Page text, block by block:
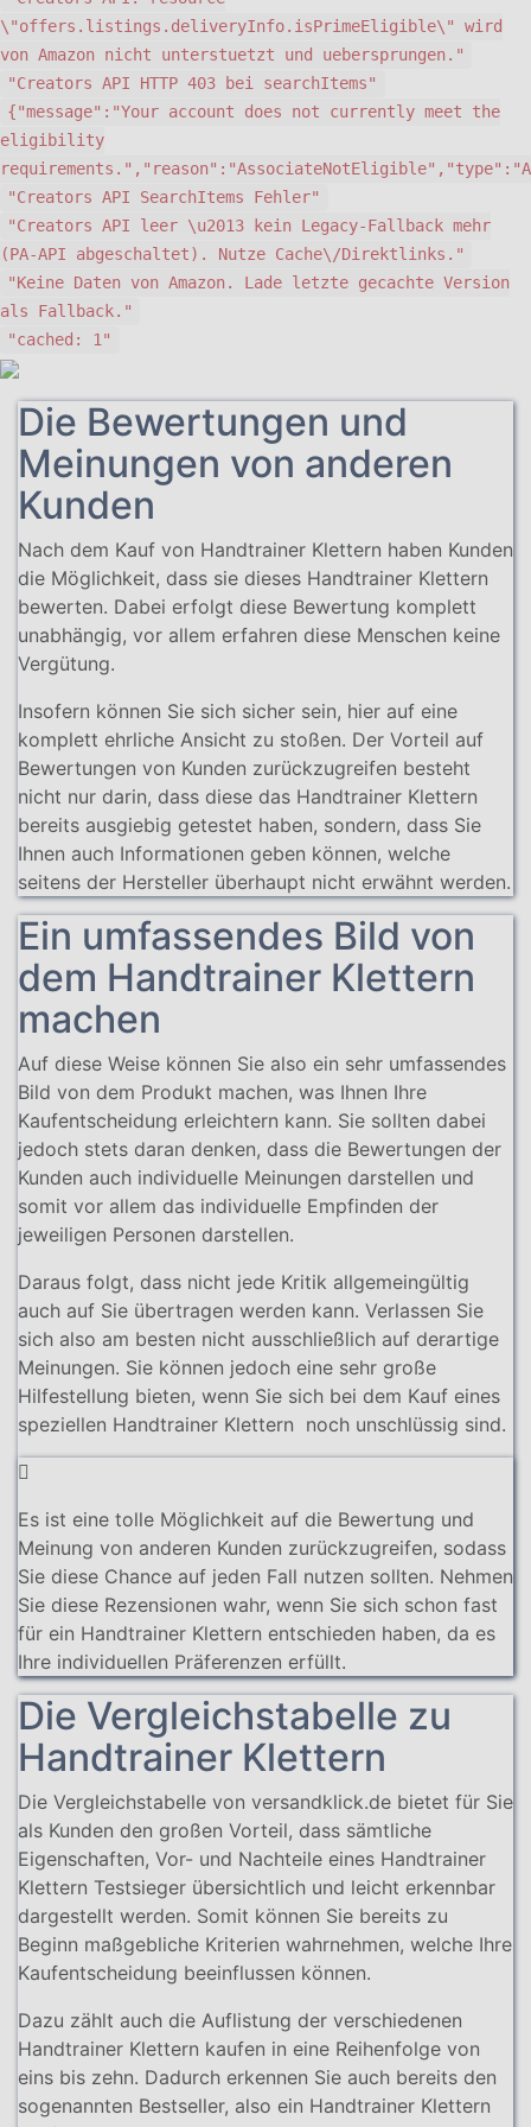
\"offers.listings.deliveryInfo.isPrimeEligible\" wird
von Amazon nicht unterstuetzt und uebersprungen."
"Creators API HTTP 403 bei searchItems"
{"message":"Your account does not currently meet the
eligibility
"Creators API SearchItems Fehler"
"Creators API leer \u2013 kein Legacy-Fallback mehr
(PA-API abgeschaltet). Nutze Cache\/Direktlinks."
"Keine Daten von Amazon. Lade letzte gecachte Version
als Fallback."
"cached: 1"
Die Bewertungen und
Meinungen von anderen
Kunden
Nach dem Kauf von Handtrainer Klettern haben Kunden
die Möglichkeit, dass sie dieses Handtrainer Klettern
bewerten. Dabei erfolgt diese Bewertung komplett
unabhängig, vor allem erfahren diese Menschen keine
Vergütung.
Insofern können Sie sich sicher sein, hier auf eine
komplett ehrliche Ansicht zu stoßen. Der Vorteil auf
Bewertungen von Kunden zurückzugreifen besteht
nicht nur darin, dass diese das Handtrainer Klettern
bereits ausgiebig getestet haben, sondern, dass Sie
Ihnen auch Informationen geben können, welche
seitens der Hersteller überhaupt nicht erwähnt werden.
Ein umfassendes Bild von
dem Handtrainer Klettern
machen
Auf diese Weise können Sie also ein sehr umfassendes
Bild von dem Produkt machen, was Ihnen Ihre
Kaufentscheidung erleichtern kann. Sie sollten dabei
jedoch stets daran denken, dass die Bewertungen der
Kunden auch individuelle Meinungen darstellen und
somit vor allem das individuelle Empfinden der
jeweiligen Personen darstellen.
Daraus folgt, dass nicht jede Kritik allgemeingültig
auch auf Sie übertragen werden kann. Verlassen Sie
sich also am besten nicht ausschließlich auf derartige
Meinungen. Sie können jedoch eine sehr große
Hilfestellung bieten, wenn Sie sich bei dem Kauf eines
speziellen Handtrainer Klettern noch unschlüssig sind.
Es ist eine tolle Möglichkeit auf die Bewertung und
Meinung von anderen Kunden zurückzugreifen, sodass
Sie diese Chance auf jeden Fall nutzen sollten. Nehmen
Sie diese Rezensionen wahr, wenn Sie sich schon fast
für ein Handtrainer Klettern entschieden haben, da es
Ihre individuellen Präferenzen erfüllt.
Die Vergleichstabelle zu
Handtrainer Klettern
Die Vergleichstabelle von versandklick.de bietet für Sie
als Kunden den großen Vorteil, dass sämtliche
Eigenschaften, Vor- und Nachteile eines Handtrainer
Klettern Testsieger übersichtlich und leicht erkennbar
dargestellt werden. Somit können Sie bereits zu
Beginn maßgebliche Kriterien wahrnehmen, welche Ihre
Kaufentscheidung beeinflussen können.
Dazu zählt auch die Auflistung der verschiedenen
Handtrainer Klettern kaufen in eine Reihenfolge von
eins bis zehn. Dadurch erkennen Sie auch bereits den
sogenannten Bestseller, also ein Handtrainer Klettern